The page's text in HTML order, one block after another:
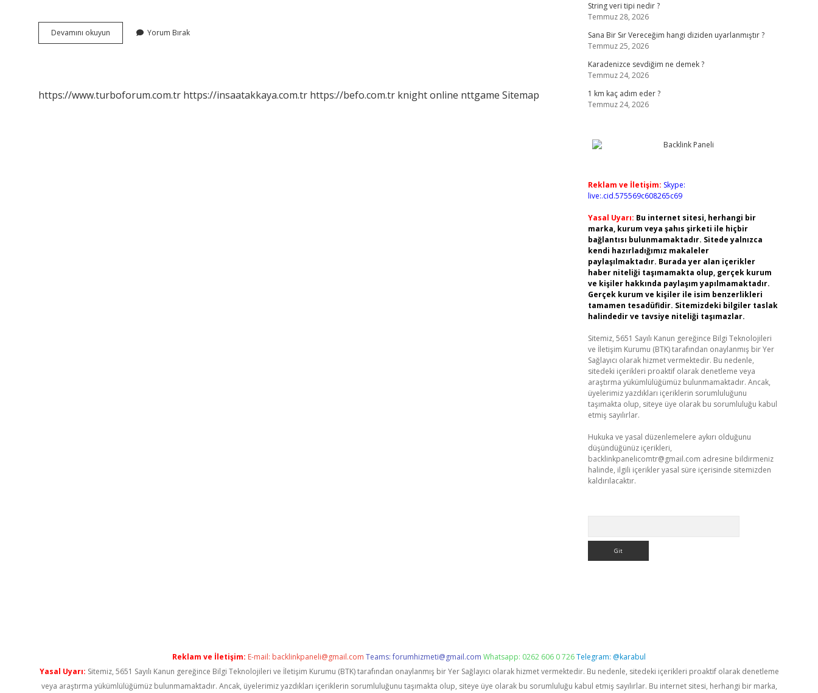
Devamını okuyun
Kaç
Yorum Bırak
https://www.turboforum.com.tr https://insaatakkaya.com.tr https://befo.com.tr knight online nttgame Sitemap
String veri tipi nedir ?
Temmuz 28, 2026
Sana Bir Sır Vereceğim hangi diziden uyarlanmıştır ?
Temmuz 25, 2026
Karadenizce sevdiğim ne demek ?
Temmuz 24, 2026
1 km kaç adım eder ?
Temmuz 24, 2026
Reklam ve İletişim: Skype:
live:.cid.575569c608265c69
Yasal Uyarı: Bu internet sitesi, herhangi bir
marka, kurum veya şahıs şirketi ile hiçbir
bağlantısı bulunmamaktadır. Sitede yalnızca
kendi hazırladığımız makaleler
paylaşılmaktadır. Burada yer alan içerikler
haber niteliği taşımamakta olup, gerçek kurum
ve kişiler hakkında paylaşım yapılmamaktadır.
Gerçek kurum ve kişiler ile isim benzerlikleri
tamamen tesadüfidir. Sitemizdeki bilgiler taslak
halindedir ve tavsiye niteliği taşımazlar.
Sitemiz, 5651 Sayılı Kanun gereğince Bilgi Teknolojileri
ve İletişim Kurumu (BTK) tarafından onaylanmış bir Yer
Sağlayıcı olarak hizmet vermektedir. Bu nedenle,
sitedeki içerikleri proaktif olarak denetleme veya
araştırma yükümlülüğümüz bulunmamaktadır. Ancak,
üyelerimiz yazdıkları içeriklerin sorumluluğunu
taşımakta olup, siteye üye olarak bu sorumluluğu kabul
etmiş sayılırlar.
Hukuka ve yasal düzenlemelere aykırı olduğunu
düşündüğünüz içerikleri,
backlinkpanelicomtr@gmail.com adresine bildirmeniz
halinde, ilgili içerikler yasal süre içerisinde sitemizden
kaldırılacaktır.
Reklam ve İletişim: E-mail: backlinkpaneli@gmail.com Teams:forumhizmeti@gmail.com Whatsapp: 0262 606 0 726Telegram: @karabul
Yasal Uyarı: Sitemiz, 5651 Sayılı Kanun gereğince Bilgi Teknolojileri ve İletişim Kurumu (BTK) tarafından onaylanmış bir Yer Sağlayıcı olarak hizmet vermektedir. Bu nedenle, sitedeki içerikleri proaktif olarak denetleme
veya araştırma yükümlülüğümüz bulunmamaktadır. Ancak, üyelerimiz yazdıkları içeriklerin sorumluluğunu taşımakta olup, siteye üye olarak bu sorumluluğu kabul etmiş sayılırlar. Bu internet sitesi, herhangi bir marka,